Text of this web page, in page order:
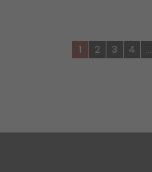
1 2 3 4 …